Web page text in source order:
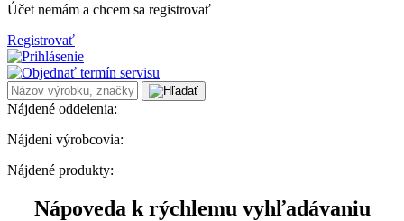
Účet nemám a chcem sa registrovať
Registrovať
Nájdené oddelenia:
Nájdení výrobcovia:
Nájdené produkty:
Nápoveda k rýchlemu vyhľadávaniu